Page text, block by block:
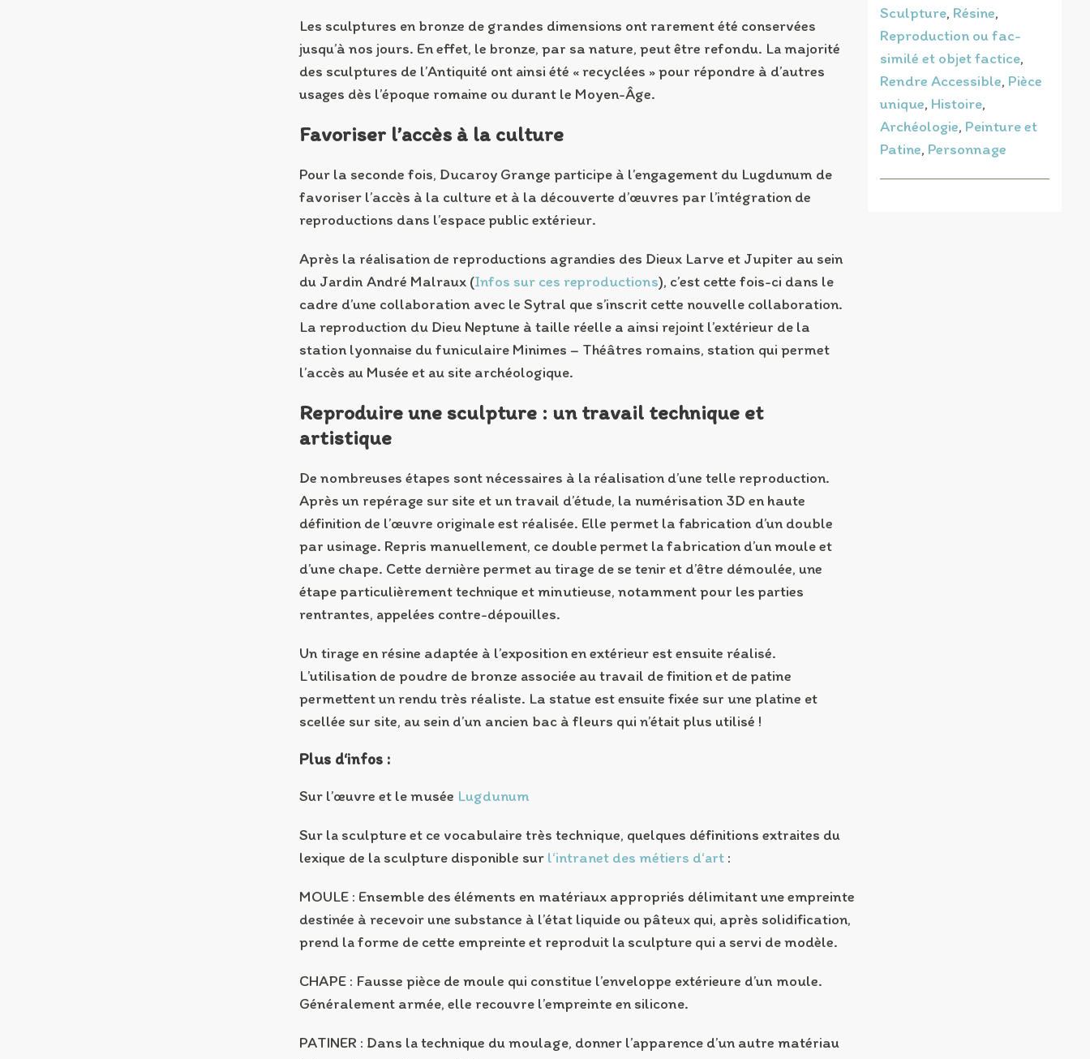
Les sculptures en bronze de grandes dimensions ont rarement été conservées
jusqu’à nos jours. En effet, le bronze, par sa nature, peut être refondu. La majorité
des sculptures de l’Antiquité ont ainsi été « recyclées » pour répondre à d’autres
usages dès l’époque romaine ou durant le Moyen-Âge.
Favoriser l’accès à la culture
Pour la seconde fois, Ducaroy Grange participe à l’engagement du Lugdunum de
favoriser l’accès à la culture et à la découverte d’œuvres par l’intégration de
reproductions dans l’espace public extérieur.
Après la réalisation de reproductions agrandies des Dieux Larve et Jupiter au sein
du Jardin André Malraux (Infos sur ces reproductions), c’est cette fois-ci dans le
cadre d’une collaboration avec le Sytral que s’inscrit cette nouvelle collaboration.
La reproduction du Dieu Neptune à taille réelle a ainsi rejoint l’extérieur de la
station lyonnaise du funiculaire Minimes – Théâtres romains, station qui permet
l’accès au Musée et au site archéologique.
Reproduire une sculpture : un travail technique et
artistique
De nombreuses étapes sont nécessaires à la réalisation d’une telle reproduction.
Après un repérage sur site et un travail d’étude, la numérisation 3D en haute
définition de l’œuvre originale est réalisée. Elle permet la fabrication d’un double
par usinage. Repris manuellement, ce double permet la fabrication d’un moule et
d’une chape. Cette dernière permet au tirage de se tenir et d’être démoulée, une
étape particulièrement technique et minutieuse, notamment pour les parties
rentrantes, appelées contre-dépouilles.
Un tirage en résine adaptée à l’exposition en extérieur est ensuite réalisé.
L’utilisation de poudre de bronze associée au travail de finition et de patine
permettent un rendu très réaliste. La statue est ensuite fixée sur une platine et
scellée sur site, au sein d’un ancien bac à fleurs qui n’était plus utilisé !
Plus d‘infos :
Sur l’œuvre et le musée Lugdunum
Sur la sculpture et ce vocabulaire très technique, quelques définitions extraites du
lexique de la sculpture disponible sur l‘intranet des métiers d‘art:
MOULE : Ensemble des éléments en matériaux appropriés délimitant une empreinte
destinée à recevoir une substance à l’état liquide ou pâteux qui, après solidification,
prend la forme de cette empreinte et reproduit la sculpture qui a servi de modèle.
CHAPE : Fausse pièce de moule qui constitue l’enveloppe extérieure d’un moule.
Généralement armée, elle recouvre l’empreinte en silicone.
PATINER : Dans la technique du moulage, donner l’apparence d’un autre matériau
Sculpture, Résine,
Reproduction ou fac-
similé et objet factice,
Rendre Accessible, Pièce
unique, Histoire,
Archéologie, Peinture et
Patine, Personnage